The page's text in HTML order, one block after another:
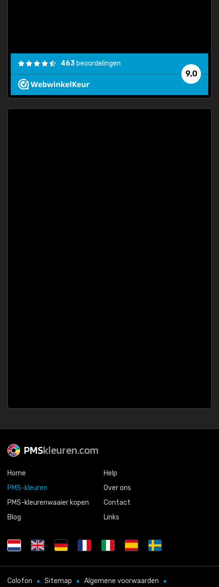
9,0
463 beoordelingen
PMSkleuren.com
Home
PMS-kleuren
PMS-kleurenwaaier kopen
Blog
Help
Over ons
Contact
Links
Colofon Sitemap Algemene voorwaarden